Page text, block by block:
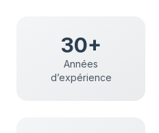
30+
Années
d’expérience